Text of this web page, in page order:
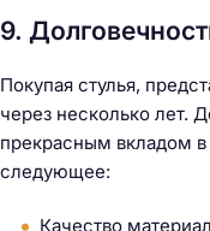
9.
Покупая стулья,
через несколько лет.
прекрасным вкладом
следующее:
Качество